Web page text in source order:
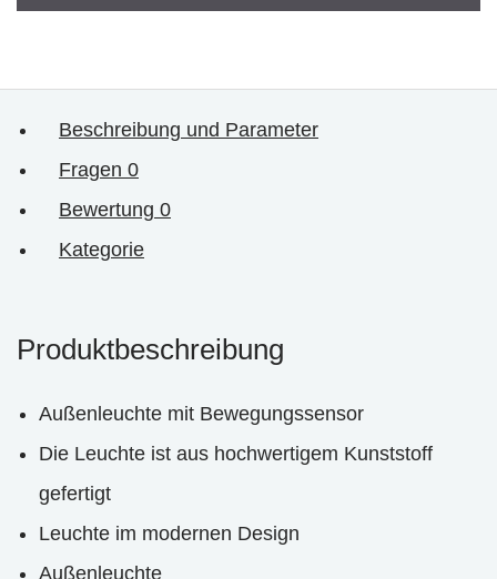
Beschreibung und Parameter
Fragen 0
Bewertung 0
Kategorie
Produktbeschreibung
Außenleuchte mit Bewegungssensor
Die Leuchte ist aus hochwertigem Kunststoff
gefertigt
Leuchte im modernen Design
Außenleuchte